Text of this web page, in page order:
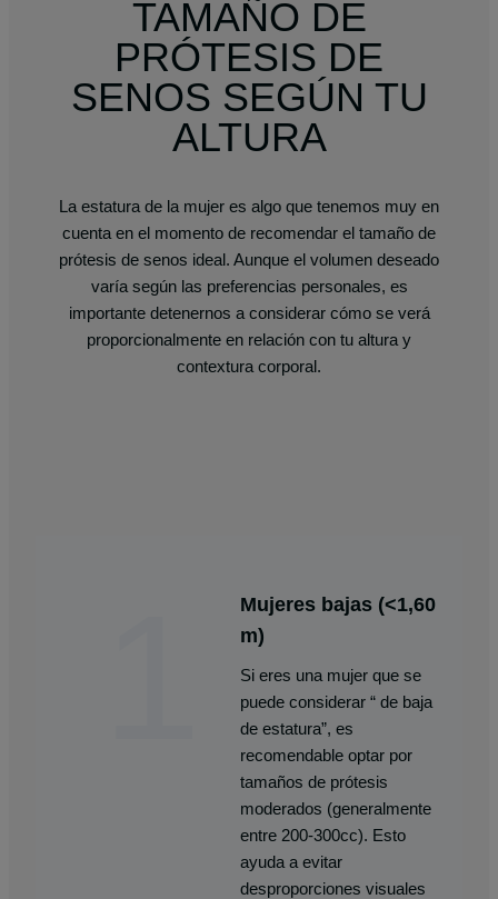
TAMAÑO DE
PRÓTESIS DE
SENOS SEGÚN TU
ALTURA
La estatura de la mujer es algo que tenemos muy en
cuenta en el momento de recomendar el tamaño de
prótesis de senos ideal. Aunque el volumen deseado
varía según las preferencias personales, es
importante detenernos a considerar cómo se verá
proporcionalmente en relación con tu altura y
contextura corporal.
Mujeres bajas (<1,60
m)
Si eres una mujer que se
puede considerar “ de baja
de estatura”, es
recomendable optar por
tamaños de prótesis
moderados (generalmente
entre 200-300cc). Esto
ayuda a evitar
desproporciones visuales